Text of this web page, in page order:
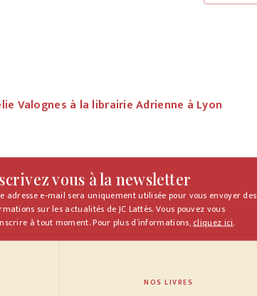
Valognes à la librairie Adrienne à Lyon
vous à la newsletter
adresse e-mail sera uniquement utilisée pour vous envoyer des
sur les actualités de JC Lattès. Vous pouvez vous
à tout moment. Pour plus d’informations,cliquez ici.
NOS LIVRES